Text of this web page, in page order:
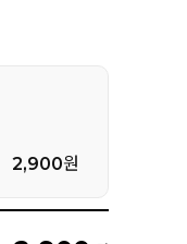
2,900원